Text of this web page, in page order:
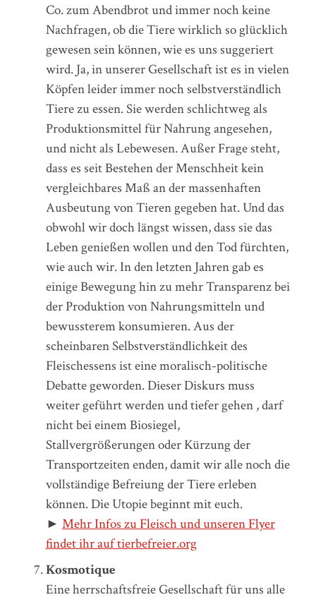
Co. zum Abendbrot und immer noch keine
Nachfragen, ob die Tiere wirklich so glücklich
gewesen sein können, wie es uns suggeriert
wird. Ja, in unserer Gesellschaft ist es in vielen
Köpfen leider immer noch selbstverständlich
Tiere zu essen. Sie werden schlichtweg als
Produktionsmittel für Nahrung angesehen,
und nicht als Lebewesen. Außer Frage steht,
dass es seit Bestehen der Menschheit kein
vergleichbares Maß an der massenhaften
Ausbeutung von Tieren gegeben hat. Und das
obwohl wir doch längst wissen, dass sie das
Leben genießen wollen und den Tod fürchten,
wie auch wir. In den letzten Jahren gab es
einige Bewegung hin zu mehr Transparenz bei
der Produktion von Nahrungsmitteln und
bewussterem konsumieren. Aus der
scheinbaren Selbstverständlichkeit des
Fleischessens ist eine moralisch-politische
Debatte geworden. Dieser Diskurs muss
weiter geführt werden und tiefer gehen , darf
nicht bei einem Biosiegel,
Stallvergrößerungen oder Kürzung der
Transportzeiten enden, damit wir alle noch die
vollständige Befreiung der Tiere erleben
können. Die Utopie beginnt mit euch.
► Mehr Infos zu Fleisch und unseren Flyer
findet ihr auf tierbefreier.org
Kosmotique
Eine herrschaftsfreie Gesellschaft für uns alle